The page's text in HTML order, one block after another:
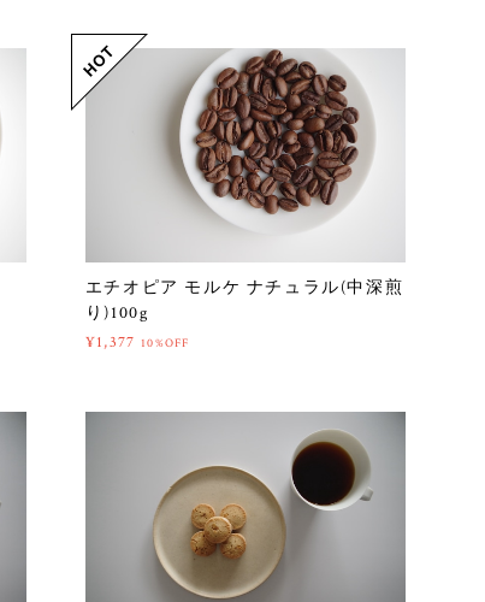
エチオピア モルケ ナチュラル(中深煎
り)100g
¥1,377 10%OFF